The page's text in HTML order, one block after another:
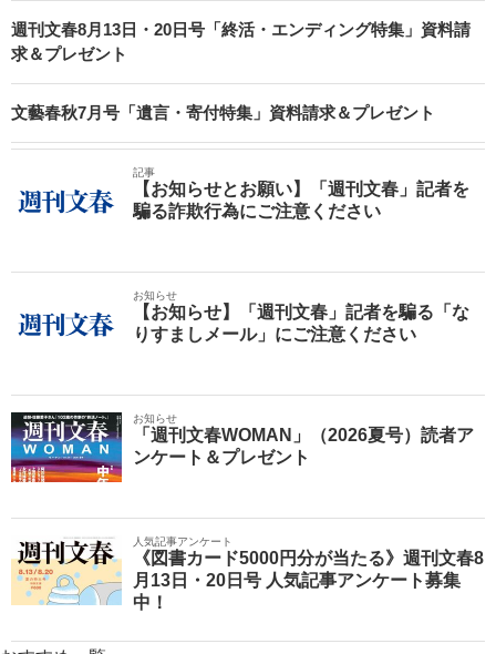
週刊文春8月13日・20日号「終活・エンディング特集」資料請
求＆プレゼント
文藝春秋7月号「遺言・寄付特集」資料請求＆プレゼント
記事
【お知らせとお願い】「週刊文春」記者を
騙る詐欺行為にご注意ください
お知らせ
【お知らせ】「週刊文春」記者を騙る「な
りすましメール」にご注意ください
お知らせ
「週刊文春WOMAN」（2026夏号）読者ア
ンケート＆プレゼント
人気記事アンケート
《図書カード5000円分が当たる》週刊文春8
月13日・20日号 人気記事アンケート募集
中！